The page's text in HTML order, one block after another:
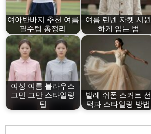
여아반바지 추천 여름
필수템 총정리
여름 린넨 자켓 시원
하게 입는 법
여성 여름 블라우스
고민 그만 스타일링
팁
발레 쉬폰 스커트 선
택과 스타일링 방법